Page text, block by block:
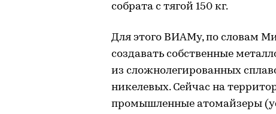
собрата с тягой 150 кг.
Для этого ВИАМу, по словам
создавать собственные
из сложнолегированных
никелевых. Сейчас на
промышленные атомайзеры